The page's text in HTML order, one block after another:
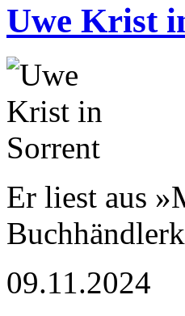
Uwe Krist
Er liest aus
09.11.2024